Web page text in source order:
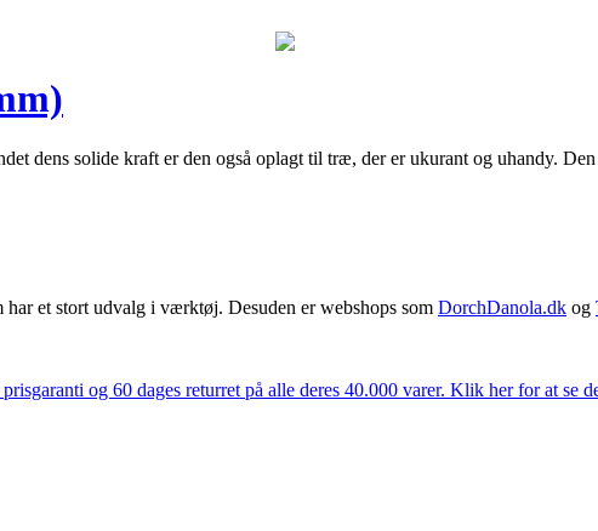
dens solide kraft er den også oplagt til træ, der er ukurant og uhandy.
har et stort udvalg i værktøj. Desuden er webshops som DorchDanola.dk og
og 60 dages returret på alle deres 40.000 varer. Klik her for at se